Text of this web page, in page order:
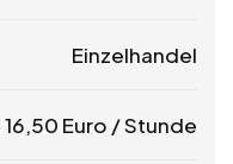
Einzelhandel
16,50 Euro / Stunde